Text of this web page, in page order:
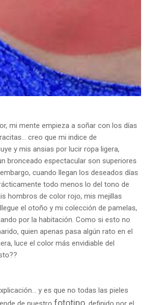
mi mente empieza a soñar con los días
creo que mi indice de
y mis ansias por lucir ropa ligera,
bronceado espectacular son superiores
cuando llegan los deseados días
todo menos lo del tono de
hombros de color rojo, mis mejillas
el otoño y mi colección de pamelas,
por la habitación. Como si esto no
quien apenas pasa algún rato en el
luce el color más envidiable del
y es que no todas las pieles
fototipo